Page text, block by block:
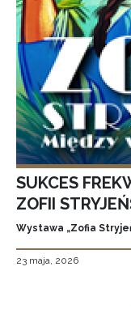
SUKCES
ZOFII
Wystawa „Zofia
23 maja, 2026